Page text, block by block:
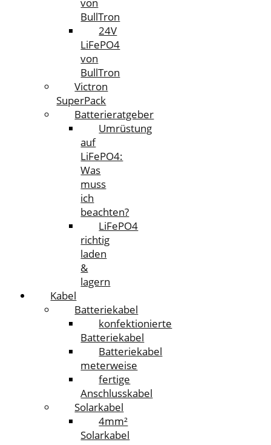
von
BullTron
24V
LiFePO4
von
BullTron
Victron
SuperPack
Batterieratgeber
Umrüstung
auf
LiFePO4:
Was
muss
ich
beachten?
LiFePO4
richtig
laden
&
lagern
Kabel
Batteriekabel
konfektionierte
Batteriekabel
Batteriekabel
meterweise
fertige
Anschlusskabel
Solarkabel
4mm²
Solarkabel